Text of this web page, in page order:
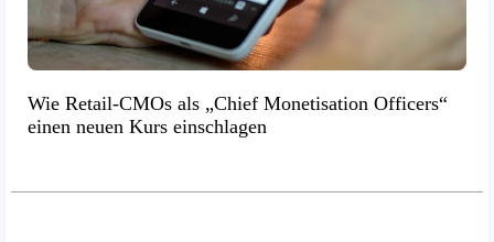
Wie Retail-CMOs als „Chief Monetisation Officers“
einen neuen Kurs einschlagen